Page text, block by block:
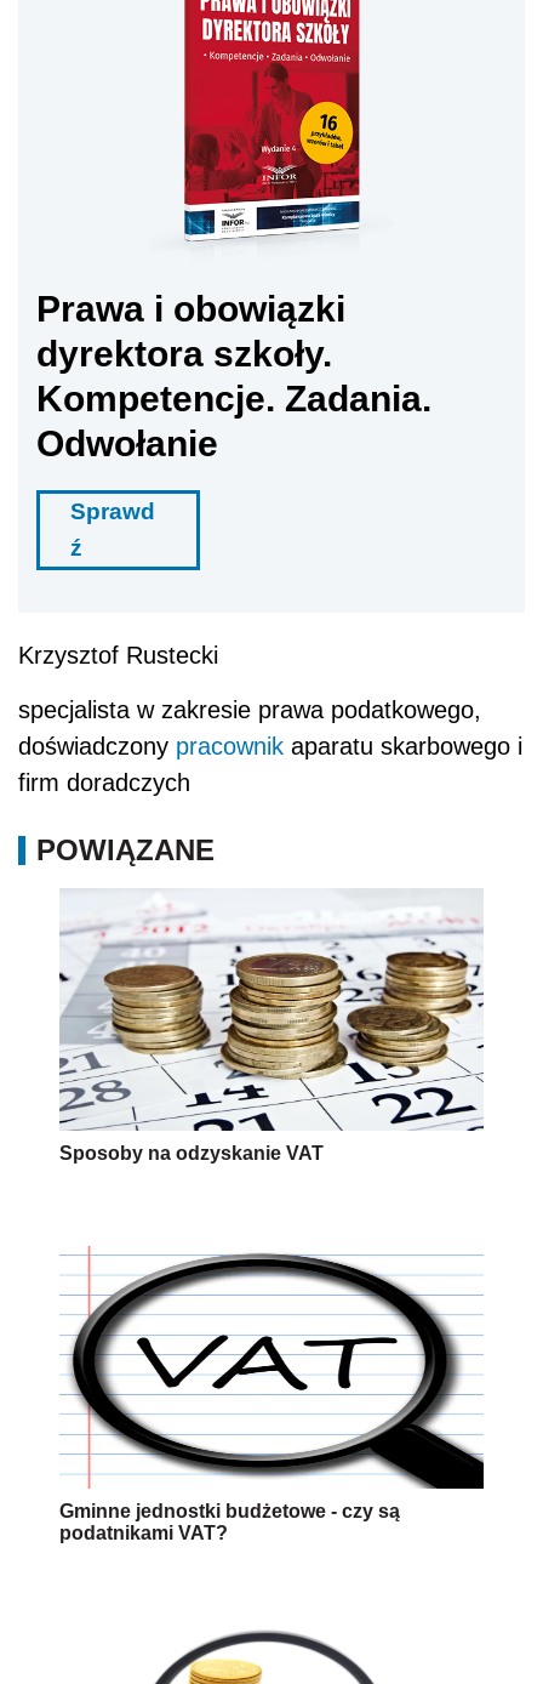
Prawa i obowiązki
dyrektora szkoły.
Kompetencje. Zadania.
Odwołanie
Sprawd
ź
Krzysztof Rustecki
specjalista w zakresie prawa podatkowego,
doświadczony pracownik aparatu skarbowego i
firm doradczych
POWIĄZANE
Sposoby na odzyskanie VAT
Gminne jednostki budżetowe - czy są
podatnikami VAT?